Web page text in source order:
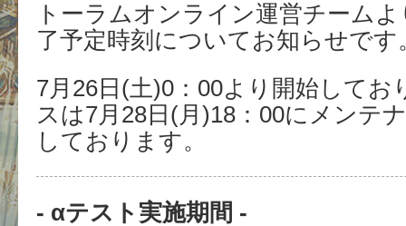
トーラムオンライン運営チーム
了予定時刻についてお知らせです
7月26日(土)0：00より開始して
スは7月28日(月)18：00にメンテ
しております。
- αテスト実施期間 -